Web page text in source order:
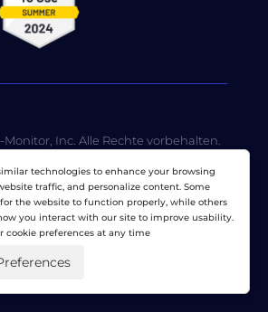
Inc. Alle Rechte vorbehalten.
vonDotcom-Monitor, Inc.
|Nutzungsbedingungen|
Patente|Sitemap
technologies to enhance your browsing
traffic, and personalize content. Some
the website to function properly, while others
you interact with our site to improve usability.
cookie preferences at any time